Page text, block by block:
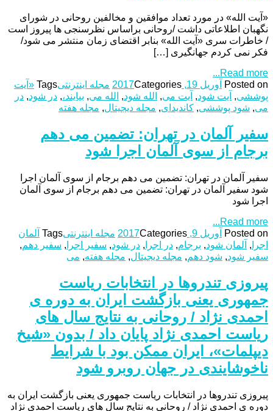
«آیت الله» در مورد تعداد موافقین و مخالفین روحانی در شورای
نگهبان اطلاعاتی داشت /روحانی براساس نظرسنجی ها پیروز است
/ خاطرات سری «آیت الله» بنابر اقتضای زمان منتشر می شود/
فکر نمی کردم جهانگیری […]
Read more...
Posted on
آوریل 19, 2017 Categories مجله اینترنتیTags «آیت
پوششی, آیت شود, آیت می, الله شود, الله می, بیایند،, در شود, در
می, شود پوششی, کاندیدای, مجله دیجیتال, مجله هفته
سفیر آلمان در تهران: تضمین می دهم
برجام از سوی آلمان اجرا شود
سفیر آلمان در تهران: تضمین می دهم برجام از سوی آلمان اجرا
شود سفیر آلمان در تهران: تضمین می دهم برجام از سوی آلمان
اجرا شود
Read more...
Posted on
آوریل 9, 2017 Categories مجله اینترنتیTags آلمان
اجرا , آلمان شود, برجام, در اجرا , در شود, سفیر اجرا , سفیر دهم,
سفیر شود, شود دهم, مجله دیجیتال, مجله هفته, می
پیروزی تندروها در انتخابات ریاست
جمهوری یعنی بازگشت ایران به دوره ی
احمدی نژاد / روحانی به نتایج سال های
ریاست احمدی نژاد پایان داد / بدون «شیخ
دیپلمات»، ایران ممکن بود با شرایط
ناخوشایندی در جهان روبرو شود
پیروزی تندروها در انتخابات ریاست جمهوری یعنی بازگشت ایران به
دوره ی احمدی نژاد / روحانی به نتایج سال های ریاست احمدی نژاد